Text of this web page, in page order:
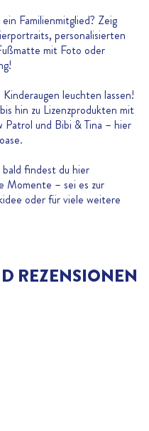
Familienmitglied? Zeig
personalisierten
mit Foto oder
leuchten lassen!
hin zu Lizenzprodukten mit
und Bibi & Tina – hier
findest du hier
Momente – sei es zur
oder für viele weitere
REZENSIONEN